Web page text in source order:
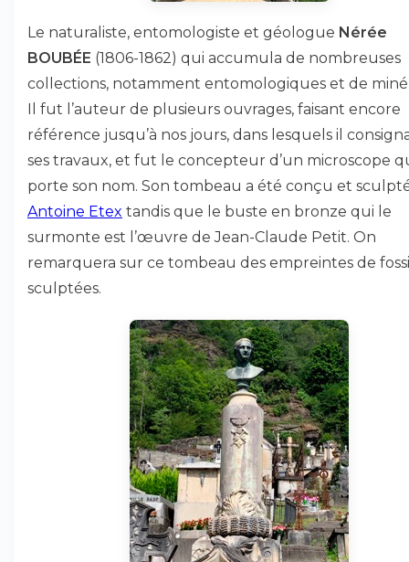
Le naturaliste, entomologiste et géologue Nérée
BOUBÉE (1806-1862) qui accumula de nombreuses
collections, notamment entomologiques et de
Il fut l’auteur de plusieurs ouvrages, faisant encore
référence jusqu’à nos jours, dans lesquels il
ses travaux, et fut le concepteur d’un microscope
porte son nom. Son tombeau a été conçu et
Antoine Etex tandis que le buste en bronze qui le
surmonte est l’œuvre de Jean-Claude Petit. On
remarquera sur ce tombeau des empreintes de
sculptées.